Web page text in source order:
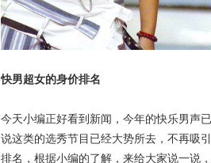
快男超女的身价排名
今天小编正好看到新闻，今年的快乐男声
说这类的选秀节目已经大势所去，不再吸
排名，根据小编的了解，来给大家说一说